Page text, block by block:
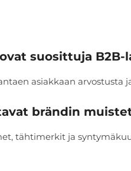
suosittuja B2B-
asiakkaan arvostusta
brändin
tähtimerkit ja